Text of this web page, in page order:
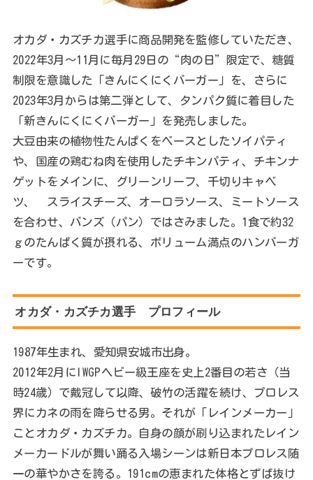
オカダ・カズチカ選手に商品開発を監修していただき、
2022年3月～11月に毎月29日の“肉の日”限定で、糖質
制限を意識した「きんにくにくバーガー」を、さらに
2023年3月からは第二弾として、タンパク質に着目した
「新きんにくにくバーガー」を発売しました。
大豆由来の植物性たんぱくをベースとしたソイパティ
や、国産の鶏むね肉を使用したチキンパティ、チキンナ
ゲットをメインに、グリーンリーフ、千切りキャベ
ツ、 スライスチーズ、オーロラソース、ミートソース
を合わせ、バンズ（パン）ではさみました。1食で約32
ｇのたんぱく質が摂れる、ボリューム満点のハンバーガ
ーです。
オカダ・カズチカ選手 プロフィール
1987年生まれ、愛知県安城市出身。
2012年2月にIWGPヘビー級王座を史上2番目の若さ（当
時24歳）で戴冠して以降、破竹の活躍を続け、プロレス
界にカネの雨を降らせる男。それが「レインメーカー」
ことオカダ・カズチカ。自身の顔が刷り込まれたレイン
メーカードルが舞い踊る入場シーンは新日本プロレス随
一の華やかさを誇る。191cmの恵まれた体格とずば抜け